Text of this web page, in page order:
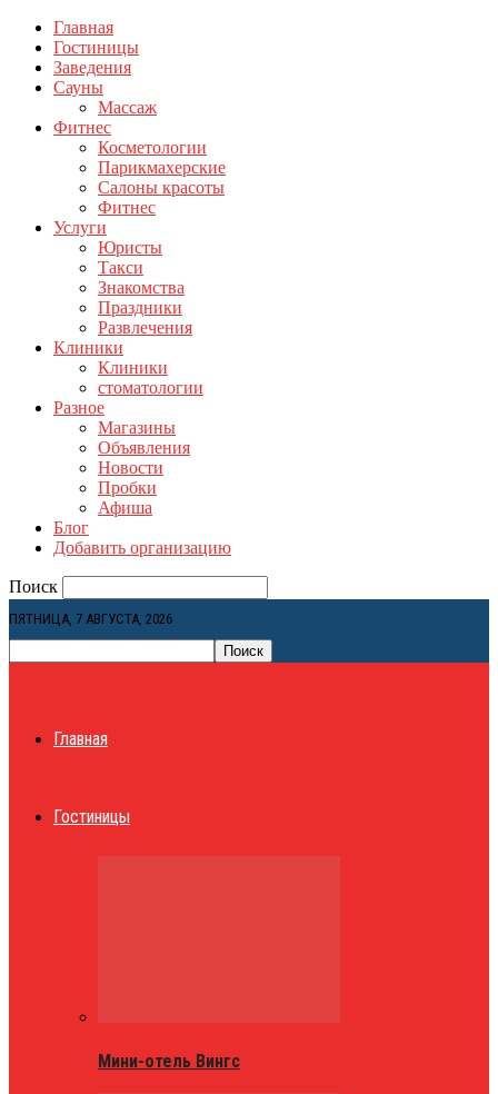
Главная
Гостиницы
Заведения
Сауны
Массаж
Фитнес
Косметологии
Парикмахерские
Салоны красоты
Фитнес
Услуги
Юристы
Такси
Знакомства
Праздники
Развлечения
Клиники
Клиники
стоматологии
Разное
Магазины
Объявления
Новости
Пробки
Афиша
Блог
Добавить организацию
Поиск
ПЯТНИЦА, 7 АВГУСТА, 2026
Главная
Гостиницы
Мини-отель Вингс